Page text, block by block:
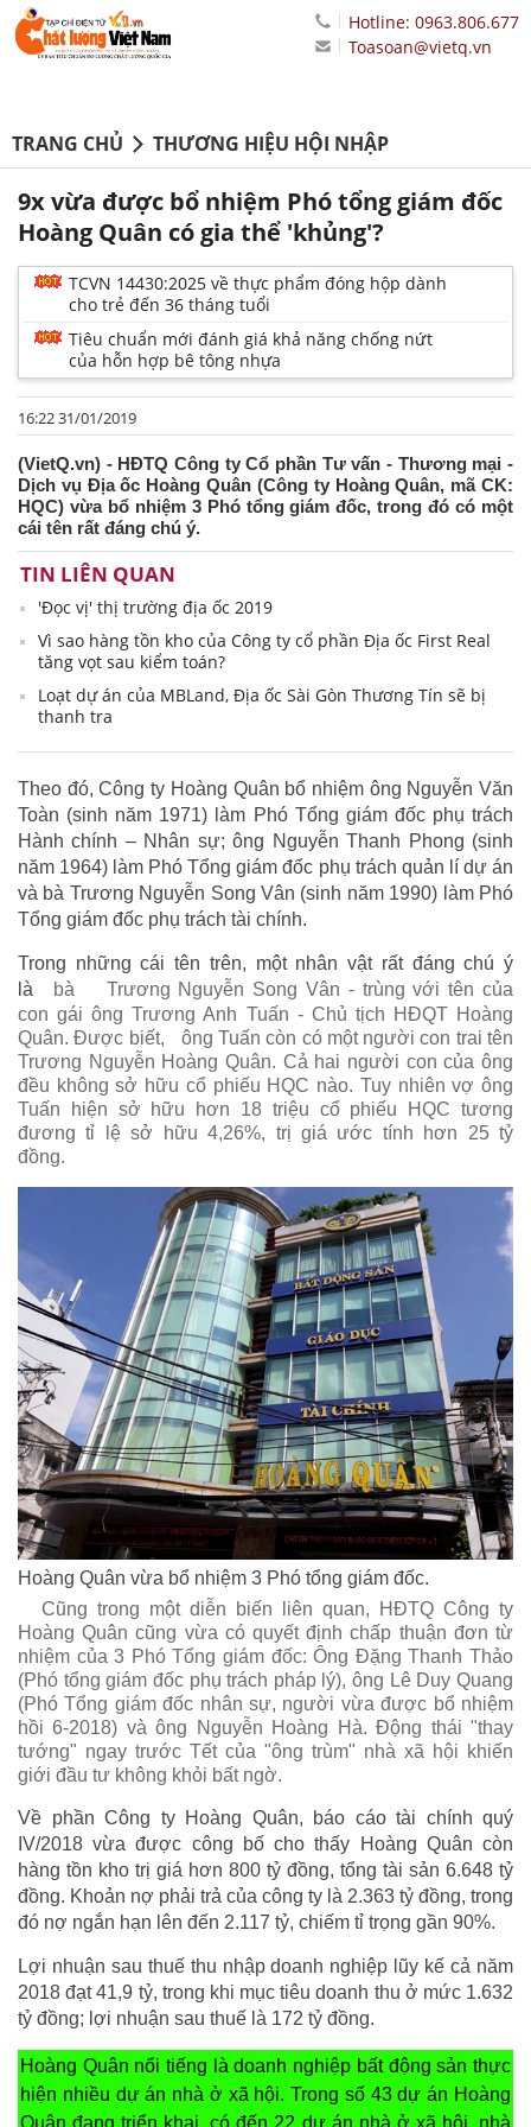
Hotline: 0963.806.677
Toasoan@vietq.vn
TRANG CHỦ THƯƠNG HIỆU HỘI NHẬP
9x vừa được bổ nhiệm Phó tổng giám đốc
Hoàng Quân có gia thể 'khủng'?
TCVN 14430:2025 về thực phẩm đóng hộp dành
cho trẻ đến 36 tháng tuổi
Tiêu chuẩn mới đánh giá khả năng chống nứt
của hỗn hợp bê tông nhựa
16:22 31/01/2019
(VietQ.vn) - HĐTQ Công ty Cổ phần Tư vấn - Thương mại -
Dịch vụ Địa ốc Hoàng Quân (Công ty Hoàng Quân, mã CK:
HQC) vừa bổ nhiệm 3 Phó tổng giám đốc, trong đó có một
cái tên rất đáng chú ý.
TIN LIÊN QUAN
'Đọc vị' thị trường địa ốc 2019
Vì sao hàng tồn kho của Công ty cổ phần Địa ốc First Real
tăng vọt sau kiểm toán?
Loạt dự án của MBLand, Địa ốc Sài Gòn Thương Tín sẽ bị
thanh tra
Theo đó, Công ty Hoàng Quân bổ nhiệm ông Nguyễn Văn
Toàn (sinh năm 1971) làm Phó Tổng giám đốc phụ trách
Hành chính – Nhân sự; ông Nguyễn Thanh Phong (sinh
năm 1964) làm Phó Tổng giám đốc phụ trách quản lí dự án
và bà Trương Nguyễn Song Vân (sinh năm 1990) làm Phó
Tổng giám đốc phụ trách tài chính.
Trong những cái tên trên, một nhân vật rất đáng chú ý
là
bà
Trương Nguyễn Song Vân - trùng với tên của
con gái ông Trương Anh Tuấn - Chủ tịch HĐQT Hoàng
Quân. Được biết,
ông Tuấn còn có một người con trai tên
Trương Nguyễn Hoàng Quân. Cả hai người con của ông
đều không sở hữu cổ phiếu HQC nào. Tuy nhiên vợ ông
Tuấn hiện sở hữu hơn 18 triệu cổ phiếu HQC tương
đương tỉ lệ sở hữu 4,26%, trị giá ước tính hơn 25 tỷ
đồng.
Hoàng Quân vừa bổ nhiệm 3 Phó tổng giám đốc.
Cũng trong một diễn biến liên quan, HĐTQ Công ty
Hoàng Quân cũng vừa có quyết định chấp thuận đơn từ
nhiệm của 3 Phó Tổng giám đốc: Ông Đặng Thanh Thảo
(Phó tổng giám đốc phụ trách pháp lý), ông Lê Duy Quang
(Phó Tổng giám đốc nhân sự, người vừa được bổ nhiệm
hồi 6-2018) và ông Nguyễn Hoàng Hà. Động thái "thay
tướng" ngay trước Tết của "ông trùm" nhà xã hội khiến
giới đầu tư không khỏi bất ngờ.
Về phần Công ty Hoàng Quân, báo cáo tài chính quý
IV/2018 vừa được công bố cho thấy Hoàng Quân còn
hàng tồn kho trị giá hơn 800 tỷ đồng, tổng tài sản 6.648 tỷ
đồng. Khoản nợ phải trả của công ty là 2.363 tỷ đồng, trong
đó nợ ngắn hạn lên đến 2.117 tỷ, chiếm tỉ trọng gần 90%.
Lợi nhuận sau thuế thu nhập doanh nghiệp lũy kế cả năm
2018 đạt 41,9 tỷ, trong khi mục tiêu doanh thu ở mức 1.632
tỷ đồng; lợi nhuận sau thuế là 172 tỷ đồng.
Hoàng Quân nổi tiếng là doanh nghiệp bất động sản thực
hiện nhiều dự án nhà ở xã hội. Trong số 43 dự án Hoàng
Quân đang triển khai, có đến 22 dự án nhà ở xã hội, nhà